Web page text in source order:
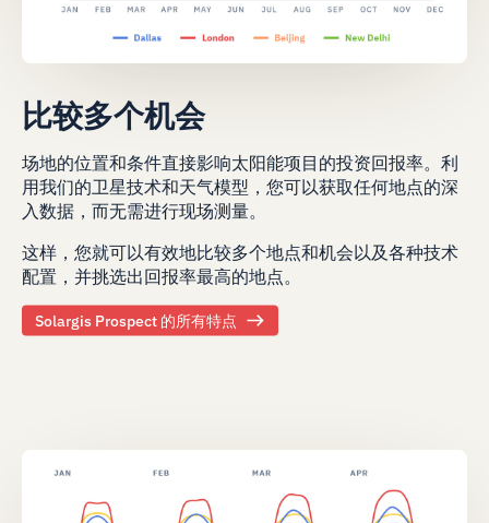
比较多个机会
场地的位置和条件直接影响太阳能项目的投资回报率。利
用我们的卫星技术和天气模型，您可以获取任何地点的深
入数据，而无需进行现场测量。
这样，您就可以有效地比较多个地点和机会以及各种技术
配置，并挑选出回报率最高的地点。
Solargis Prospect 的所有特点